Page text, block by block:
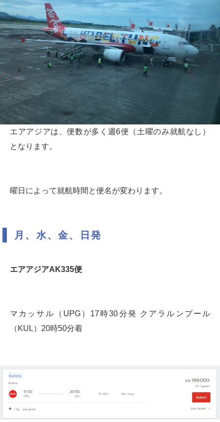
エアアジアは、便数が多く週6便（土曜のみ就航なし）
となります。
曜日によって就航時間と便名が変わります。
月、水、金、日発
エアアジアAK335便
マカッサル（UPG）17時30分発 クアラルンプール
（KUL）20時50分着